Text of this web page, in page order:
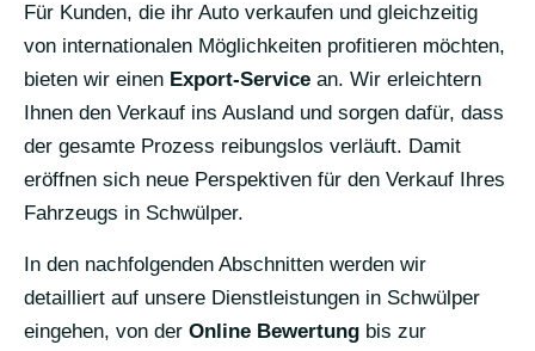
Für Kunden, die ihr Auto verkaufen und gleichzeitig
von internationalen Möglichkeiten profitieren möchten,
bieten wir einen Export-Service an. Wir erleichtern
Ihnen den Verkauf ins Ausland und sorgen dafür, dass
der gesamte Prozess reibungslos verläuft. Damit
eröffnen sich neue Perspektiven für den Verkauf Ihres
Fahrzeugs in Schwülper.
In den nachfolgenden Abschnitten werden wir
detailliert auf unsere Dienstleistungen in Schwülper
eingehen, von der Online Bewertung bis zur